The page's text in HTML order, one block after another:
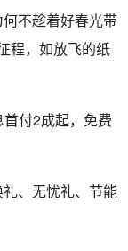
不趁着好春光带
程，如放飞的纸
付2成起，免费
礼、无忧礼、节能